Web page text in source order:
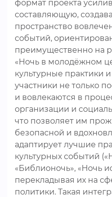
формат проекта
составляющую,
пространство
событий,
преимущественно на
«Ночь в молодёжном
культурные практики
участники не только
и вовлекаются в
организации и
что позволяет им
безопасной и
адаптирует лучшие
культурных событий
«Библионочь», «Ночь
перекладывая их на
политики. Такая